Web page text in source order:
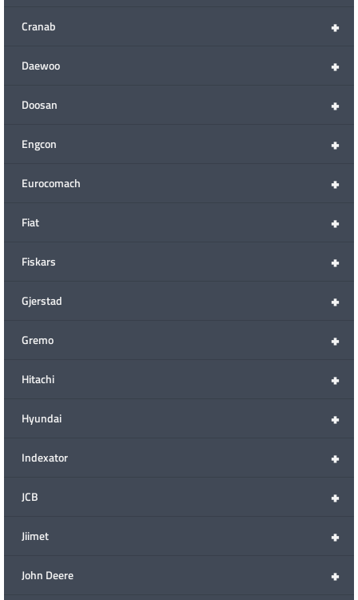
+
Cranab
+
Daewoo
+
Doosan
+
Engcon
+
Eurocomach
+
Fiat
+
Fiskars
+
Gjerstad
+
Gremo
+
Hitachi
+
Hyundai
+
Indexator
+
JCB
+
Jiimet
+
John Deere